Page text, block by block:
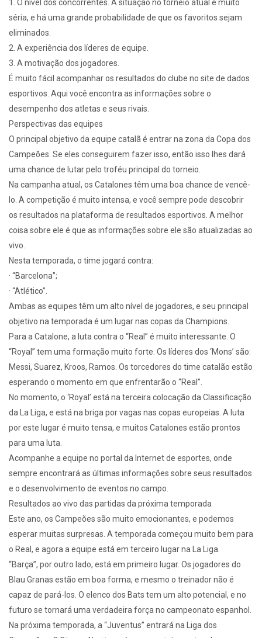
1. O nível dos concorrentes. A situação no torneio atual é muito
séria, e há uma grande probabilidade de que os favoritos sejam
eliminados.
2. A experiência dos líderes de equipe.
3. A motivação dos jogadores.
É muito fácil acompanhar os resultados do clube no site de dados
esportivos. Aqui você encontra as informações sobre o
desempenho dos atletas e seus rivais.
Perspectivas das equipes
O principal objetivo da equipe catalã é entrar na zona da Copa dos
Campeões. Se eles conseguirem fazer isso, então isso lhes dará
uma chance de lutar pelo troféu principal do torneio.
Na campanha atual, os Catalones têm uma boa chance de vencê-
lo. A competição é muito intensa, e você sempre pode descobrir
os resultados na plataforma de resultados esportivos. A melhor
coisa sobre ele é que as informações sobre ele são atualizadas ao
vivo.
Nesta temporada, o time jogará contra:
· “Barcelona”;
· “Atlético”.
Ambas as equipes têm um alto nível de jogadores, e seu principal
objetivo na temporada é um lugar nas copas da Champions.
Para a Catalone, a luta contra o “Real” é muito interessante. O
“Royal” tem uma formação muito forte. Os líderes dos ‘Mons’ são:
Messi, Suarez, Kroos, Ramos. Os torcedores do time catalão estão
esperando o momento em que enfrentarão o “Real”.
No momento, o ‘Royal’ está na terceira colocação da Classificação
da La Liga, e está na briga por vagas nas copas europeias. A luta
por este lugar é muito tensa, e muitos Catalones estão prontos
para uma luta.
Acompanhe a equipe no portal da Internet de esportes, onde
sempre encontrará as últimas informações sobre seus resultados
e o desenvolvimento de eventos no campo.
Resultados ao vivo das partidas da próxima temporada
Este ano, os Campeões são muito emocionantes, e podemos
esperar muitas surpresas. A temporada começou muito bem para
o Real, e agora a equipe está em terceiro lugar na La Liga.
“Barça”, por outro lado, está em primeiro lugar. Os jogadores do
Blau Granas estão em boa forma, e mesmo o treinador não é
capaz de pará-los. O elenco dos Bats tem um alto potencial, e no
futuro se tornará uma verdadeira força no campeonato espanhol.
Na próxima temporada, a “Juventus” entrará na Liga dos